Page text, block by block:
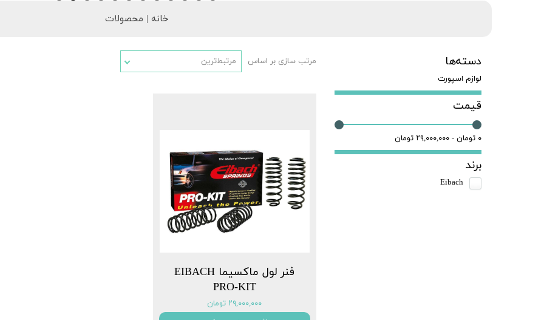
خانه | محصولات
دسته‌ها
لوازم اسپورت
قیمت
۰ تومان - ۲۹,۰۰۰,۰۰۰ تومان
برند
Eibach
مرتب سازی بر اساس مرتبط‌ترین
فنر لول ماکسیما EIBACH
PRO-KIT
۲۹,۰۰۰,۰۰۰ تومان